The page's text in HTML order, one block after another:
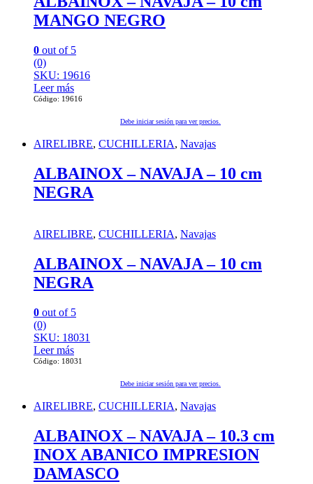
MANGO NEGRO
0 out of 5
(0)
SKU: 19616
Leer más
Código: 19616
Debe iniciar sesión para ver precios.
AIRELIBRE, CUCHILLERIA, Navajas
ALBAINOX – NAVAJA – 10 cm
NEGRA
AIRELIBRE, CUCHILLERIA, Navajas
ALBAINOX – NAVAJA – 10 cm
NEGRA
0 out of 5
(0)
SKU: 18031
Leer más
Código: 18031
Debe iniciar sesión para ver precios.
AIRELIBRE, CUCHILLERIA, Navajas
ALBAINOX – NAVAJA – 10.3 cm
INOX ABANICO IMPRESION
DAMASCO